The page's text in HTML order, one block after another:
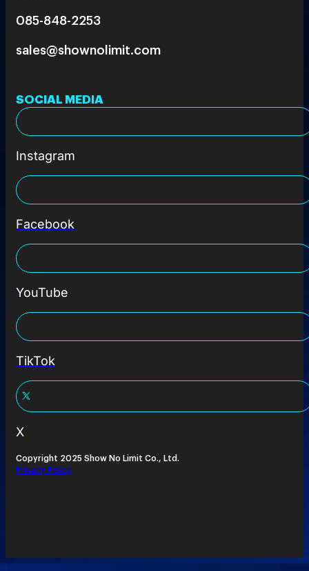
085-848-2253
sales@shownolimit.com
SOCIAL MEDIA
Instagram
Facebook
YouTube
TikTok
X
Copyright 2025 Show No Limit Co., Ltd.
Privacy Policy